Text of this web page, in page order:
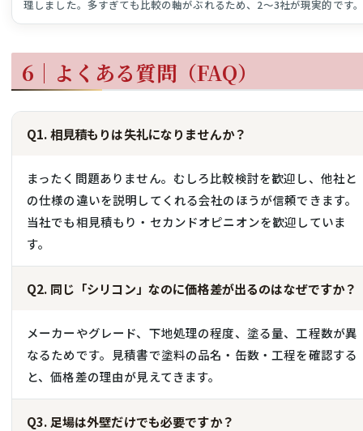
理しました。多すぎても比較の軸がぶれるため、2〜3社が現実的です
6｜よくある質問（FAQ）
Q1. 相見積もりは失礼になりませんか？
まったく問題ありません。むしろ比較検討を歓迎し、他社と
の仕様の違いを説明してくれる会社のほうが信頼できます。
当社でも相見積もり・セカンドオピニオンを歓迎していま
す。
Q2. 同じ「シリコン」なのに価格差が出るのはなぜですか？
メーカーやグレード、下地処理の程度、塗る量、工程数が異
なるためです。見積書で塗料の品名・缶数・工程を確認する
と、価格差の理由が見えてきます。
Q3. 足場は外壁だけでも必要ですか？